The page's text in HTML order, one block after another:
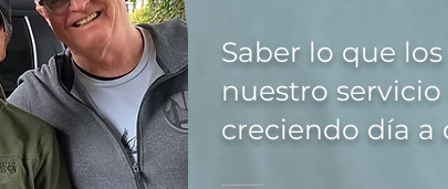
Saber lo que
nuestro
creciendo día a